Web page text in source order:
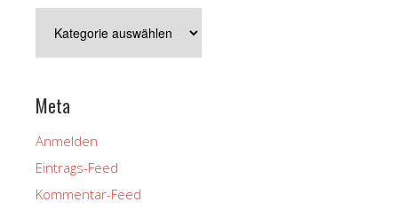
Meta
Anmelden
Eintrags-Feed
Kommentar-Feed